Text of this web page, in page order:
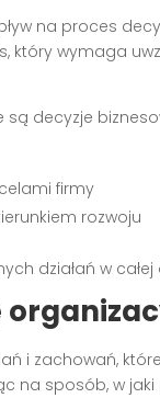
na proces
który wymaga
decyzje
firmy
rozwoju
działań w
i zachowań,
na sposób, w